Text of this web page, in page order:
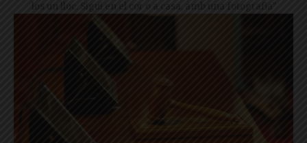
los un lloc. Sigui en el cor o a casa, amb una fotografia"